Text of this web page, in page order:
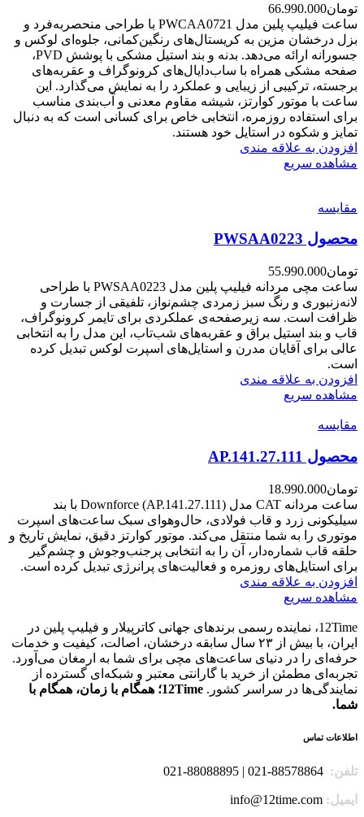
تومان66.990.000
ساعت فیلیپ پلین مدل PWCAA0721 با طراحی منحصربه‌فرد و
بزل درخشان مزین به کریستال‌های رنگین‌کمانی، جلوه‌ای لوکس و
جسورانه ارائه می‌دهد. بدنه و بند استیل مشکی با پوشش PVD،
صفحه مشکی همراه با ساب‌دایال‌های کرونوگراف و عقربه‌های
برجسته، ترکیبی از زیبایی و عملکرد را به نمایش می‌گذارد. این
ساعت با موتور کوارتز، شیشه مقاوم معدنی و آب‌بندی مناسب
برای استفاده روزمره، انتخابی خاص برای کسانی است که به دنبال
تمایز و شکوه در استایل خود هستند.
افزودن به علاقه مندی
مشاهده سریع
مقایسه
محصول PWSAA0223
تومان55.990.000
ساعت مچی مردانه فیلیپ پلین مدل PWSAA0223 با طراحی
لانه‌زنبوری و رنگ سبز زمردی چشم‌نواز، تلفیقی از جسارت و
ظرافت است. سه زیرصفحه‌ی عملکردی برای تایمر کرونوگراف،
قاب و بند استیل براق و عقربه‌های شب‌تاب، این مدل را به انتخابی
عالی برای آقایان مدرن و استایل‌های اسپرت لوکس تبدیل کرده
است.
افزودن به علاقه مندی
مشاهده سریع
مقایسه
محصول AP.141.27.111
تومان18.990.000
ساعت مردانه CAT مدل Downforce (AP.141.27.111) با بند
سیلیکونی زرد و قاب فولادی، حال‌وهوای سبک ساعت‌های اسپرت
موتوری را به شما منتقل می‌کند. موتور کوارتز دقیق، نمایش تاریخ و
حلقه قاب شماره‌دار، آن را به انتخابی پرجنب‌وجوش و چشم‌گیر
برای استایل‌های روزمره و فعالیت‌های پرانرژی تبدیل کرده است.
افزودن به علاقه مندی
مشاهده سریع
12Time، نماینده رسمی برندهای جهانی کاترپیلار و فیلیپ پلین در
ایران، با بیش از ۲۳ سال سابقه درخشان، اصالت، کیفیت و خدمات
حرفه‌ای را در دنیای ساعت‌های مچی برای شما به ارمغان می‌آورد.
تجربه‌ای مطمئن از خرید با گارانتی معتبر و شبکه‌ای گسترده از
نمایندگی‌ها در سراسر کشور.
12Time؛ همگام با زمان، همگام با
شما.
اطلاعات تماس
تلفن:
ایمیل: info@12time.com